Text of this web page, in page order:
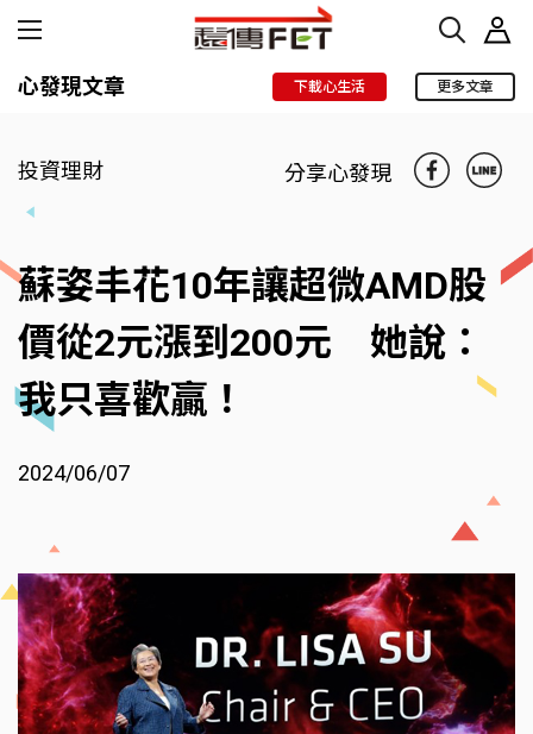
心發現文章 下載心生活 更多文章
投資理財 分享心發現
蘇姿丰花10年讓超微AMD股
價從2元漲到200元 她說：
我只喜歡贏！
2024/06/07